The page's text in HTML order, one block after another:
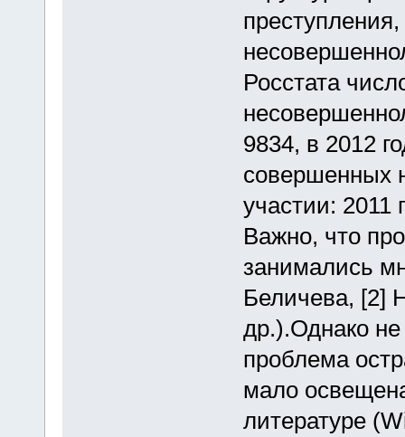
Росстата
9834, в 2012
совершенных
участии: 2011
Важно, что
занимались
Беличева, [2]
др.).Однако
проблема
мало
литературе